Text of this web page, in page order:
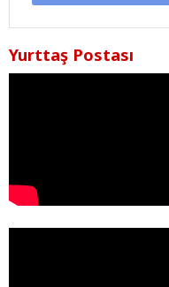
Yurttaş Postası